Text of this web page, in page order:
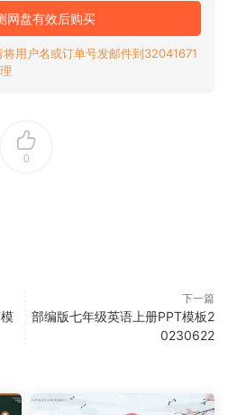
网盘有效后购买
用户名或订单号发邮件到32041671
0
下一篇
部编版七年级英语上册PPT模板2
0230622